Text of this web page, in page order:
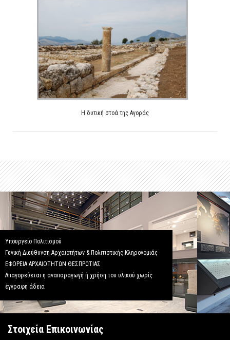
H δυτική στοά της Αγοράς
Υπουργείο Πολιτισμού
Γενική Διεύθυνση Αρχαιοτήτων & Πολιτιστικής Κληρονομιάς
ΕΦΟΡΕΙΑ ΑΡΧΑΙΟΤΗΤΩΝ ΘΕΣΠΡΩΤΙΑΣ
Απαγορεύεται η αναπαραγωγή ή χρήση του υλικού χωρίς
έγγραφη άδεια
Στοιχεία Επικοινωνίας